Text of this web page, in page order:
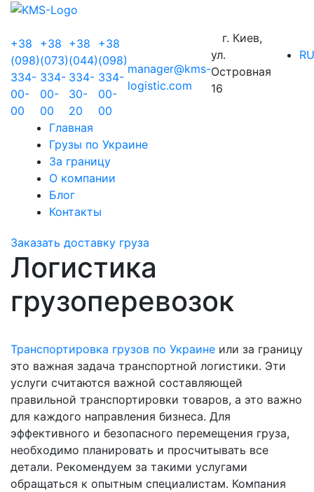
+38
(098)
334-
00-
00
+38
(073)
334-
00-
00
+38
(044)
334-
30-
20
+38
(098)
334-
00-
00
manager@kms-
logistic.com
г. Киев,
ул.
Островная
16
RU
Главная
Грузы по Украине
За границу
О компании
Блог
Контакты
Заказать доставку груза
Логистика
грузоперевозок
Транспортировка грузов по Украине или за границу
это важная задача транспортной логистики. Эти
услуги считаются важной составляющей
правильной транспортировки товаров, а это важно
для каждого направления бизнеса. Для
эффективного и безопасного перемещения груза,
необходимо планировать и просчитывать все
детали. Рекомендуем за такими услугами
обращаться к опытным специалистам. Компания